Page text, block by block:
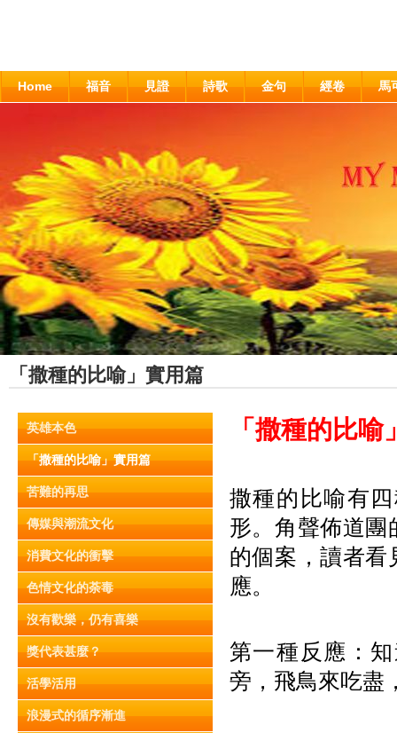
Home 福音 見證 詩歌 金句 經卷 馬
「撒種的比喻」實用篇
英雄本色
「撒種的比喻」實用篇
苦難的再思
傳媒與潮流文化
消費文化的衝擊
色情文化的荼毒
沒有歡樂，仍有喜樂
獎代表甚麼？
活學活用
浪漫式的循序漸進
「撒種的比喻
撒種的比喻有
形。角聲佈道團
的個案，讀者看
應。
第一種反應：
旁，飛鳥來吃盡